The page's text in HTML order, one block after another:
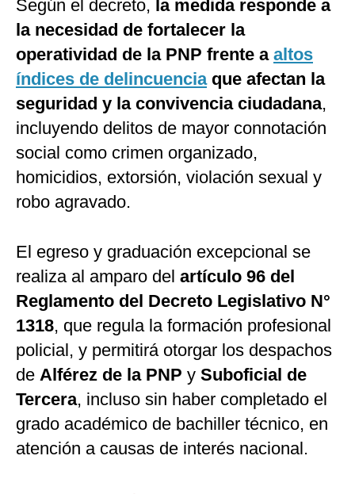
Según el decreto, la medida responde a
la necesidad de fortalecer la
operatividad de la PNP frente a altos
índices de delincuenciaque afectan la
seguridad y la convivencia ciudadana,
incluyendo delitos de mayor connotación
social como crimen organizado,
homicidios, extorsión, violación sexual y
robo agravado.
El egreso y graduación excepcional se
realiza al amparo del artículo 96 del
Reglamento del Decreto Legislativo N°
1318, que regula la formación profesional
policial, y permitirá otorgar los despachos
de Alférez de la PNP y Suboficial de
Tercera, incluso sin haber completado el
grado académico de bachiller técnico, en
atención a causas de interés nacional.